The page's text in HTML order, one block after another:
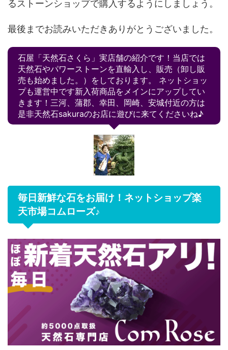
るストーンショップで購入するようにしましょう。
最後までお読みいただきありがとうございました。
石屋「天然石さくら」実店舗の紹介です！当店では
天然石やパワーストーンを直輸入し、販売（卸し販
売も始めました。）をしております。 ネットショッ
プも運営中です新入荷商品をメインにアップしてい
きます！三河、蒲郡、幸田、岡崎、安城付近の方は
是非天然石sakuraのお店に遊びに来てくださいね♪
毎日新鮮な石をお届け！ネットショップ楽
天市場コムローズ♪